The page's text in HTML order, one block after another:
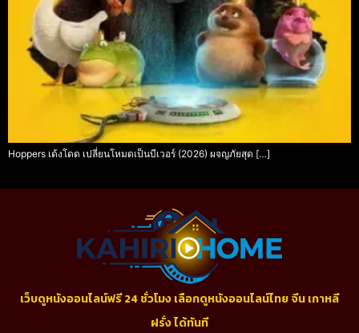
Hoppers เด้งโดด เปลี่ยนโหมดเป็นบีเวอร์ (2026) ผจญภัยสุด […]
เว็บดูหนังออนไลน์ฟรี 24 ชั่วโมง เลือกดูหนังออนไลน์ไทย จีน เกาหลี
ฝรั่ง ได้ทันที